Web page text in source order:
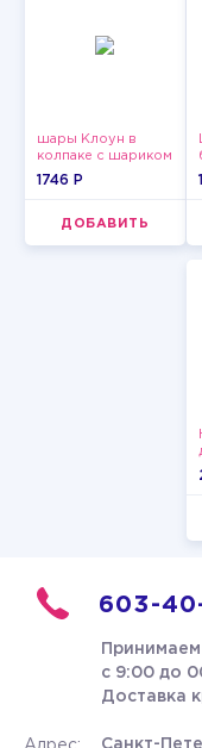
шары Клоун в
колпаке с шариком
1746 P
ДОБАВИТЬ
603-
Принимаем
с 9:00 до
Доставка
Санкт-